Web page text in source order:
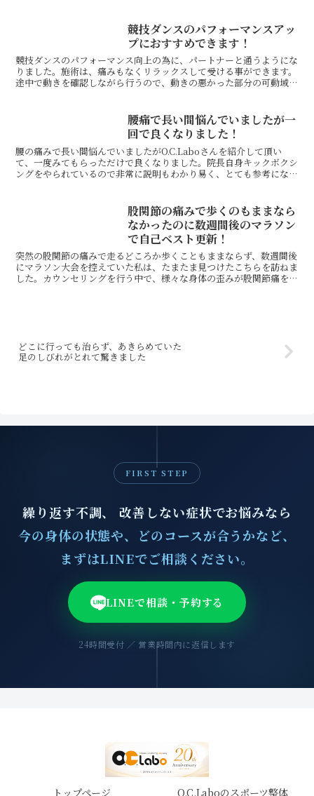
くのは避けたい。でも、筋肉ムキムキの
体は特にほしいわけじゃな...
競技ダンスのパフォーマンスアッ
プにおすすめできます！
競技ダンスのパフォーマンス向上の為に、パートナーと通うようにな
りました。施術は、痛みもなくリラックスして受ける事ができます。
途中で動きを確認しながら行うので、動きの悪かった部分の可動域が
腰痛で長い間悩んでいましたが一
回で良くなりました！
腰の痛みで長い間悩んでいましたがO.C.Laboさんを紹介して頂い
て、一度みてもらっただけで良くなりました。院長自身キックボクシ
ングをやられているので非常に説明もわかり易く、とても参考になり
股関節の痛みで歩くのもままなら
なかったのに数週間後のマラソン
で自己ベスト更新！
突然の股関節の痛みで走るどころか歩くこともままならず、数週間後
にマラソン大会を控えていた私は、たまたま見つけたこちらを訪ねま
した。カウンセリングを行う中で、様々な身体の歪みが股関節痛を生
どこに行っても治らず、あきらめていた
足のしびれがとれて驚きました
FIRST STEP
繰り返す不調、 改善しない症状でお悩みなら
今の身体の状態や、どのコースが合うかなど、
まずはLINEでご相談ください。
LINEで相談・予約する
24時間受付 ／ 営業時間内に返信します
トップページ O.C.Laboのスポーツ整体